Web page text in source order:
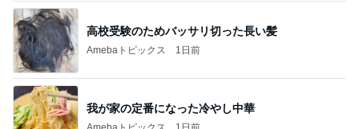
高校受験のためバッサリ切った長い髪
Amebaトピックス 1日前
我が家の定番になった冷やし中華